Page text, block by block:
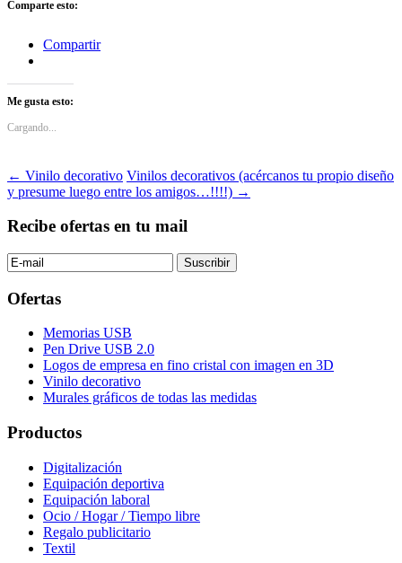
Comparte esto:
Compartir
Me gusta esto:
Cargando...
Navegación
de
entradas
← Vinilo decorativo Vinilos decorativos (acércanos tu propio diseño
y presume luego entre los amigos…!!!!) →
Recibe ofertas en tu mail
Ofertas
Memorias USB
Pen Drive USB 2.0
Logos de empresa en fino cristal con imagen en 3D
Vinilo decorativo
Murales gráficos de todas las medidas
Productos
Digitalización
Equipación deportiva
Equipación laboral
Ocio / Hogar / Tiempo libre
Regalo publicitario
Textil